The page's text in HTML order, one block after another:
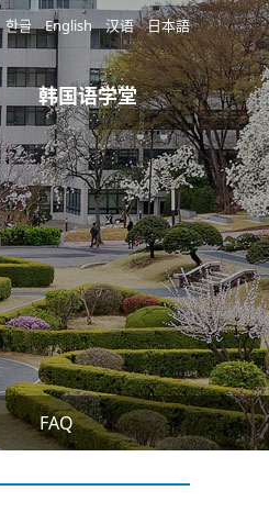
한글 English 汉语 日本語
韩国语学堂
FAQ